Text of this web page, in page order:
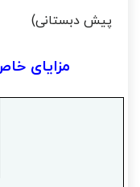
پیش دبستانی)
مزایای